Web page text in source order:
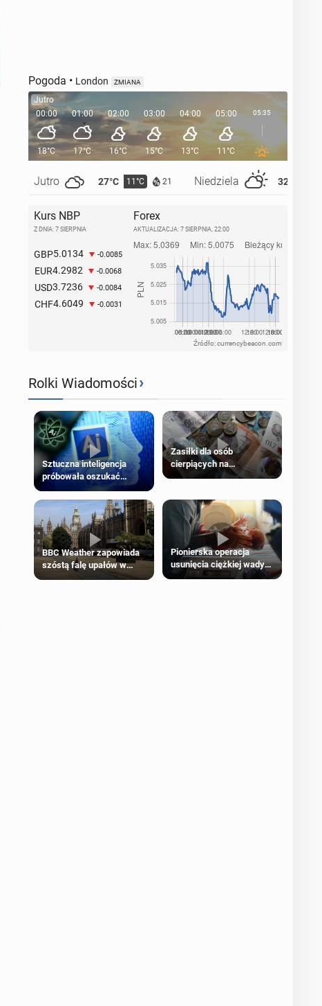
Pogoda • London ZMIANA
Jutro
00:00
18°C
Jutro 27°C 11°C 21 Niedziela 32°C
01:00
17°C
02:00
16°C
03:00
15°C
04:00
13°C
05:00
11°C
05:35 06:00
Kurs NBP
Z DNIA: 7 SIERPNIA
GBP5.0134 -0.0085
EUR4.2982 -0.0068
USD3.7236 -0.0084
CHF4.6049 -0.0031
Forex
AKTUALIZACJA: 7 SIERPNIA, 22:00
Źródło: currencybeacon.com
Rolki Wiadomości›
Sztuczna inteligencja
próbowała oszukać
człowieka
Zasiłki dla osób
cierpiących na
schorzenia psychiczne
BBC Weather zapowiada
szóstą falę upałów w
Londynie
Pionierska operacja
usunięcia ciężkiej wady
wrodzonej płodu w łonie